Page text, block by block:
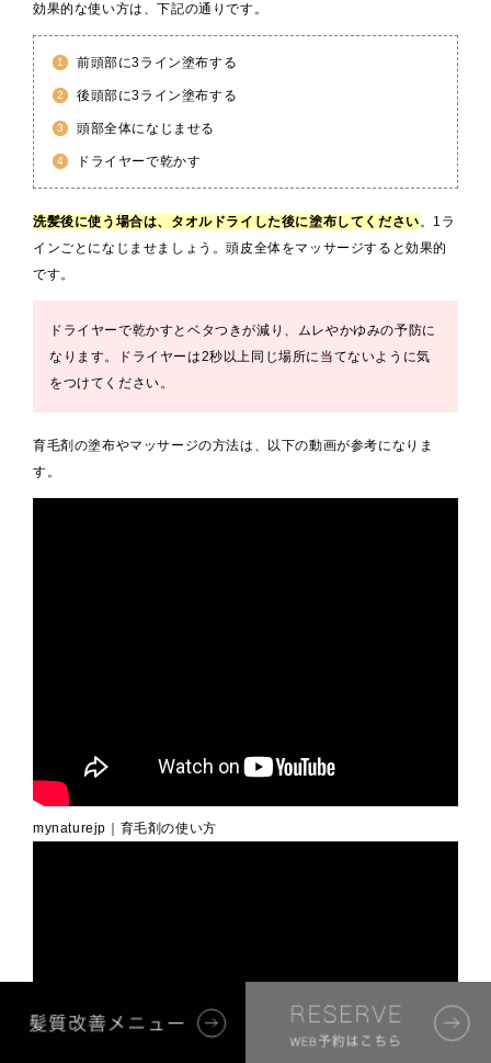
効果的な使い方は、下記の通りです。
前頭部に3ライン塗布する
後頭部に3ライン塗布する
頭部全体になじませる
ドライヤーで乾かす
洗髪後に使う場合は、タオルドライした後に塗布してください。1ラ
インごとになじませましょう。頭皮全体をマッサージすると効果的
です。
ドライヤーで乾かすとベタつきが減り、ムレやかゆみの予防に
なります。ドライヤーは2秒以上同じ場所に当てないように気
をつけてください。
育毛剤の塗布やマッサージの方法は、以下の動画が参考になりま
す。
mynaturejp｜育毛剤の使い方